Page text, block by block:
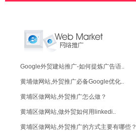
Google外贸建站推广-如何提炼广告语..
黄埔做网站,外贸推广必备Google优化..
黄埔区做网站,外贸推广怎么做？
黄埔区做网站,做外贸如何用linkedi..
黄埔区做网站,外贸推广的方式主要有哪些？